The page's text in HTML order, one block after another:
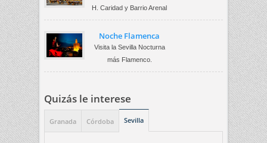
H. Caridad y Barrio Arenal
Noche Flamenca
Visita la Sevilla Nocturna
más Flamenco.
Quizás le interese
Granada Córdoba Sevilla